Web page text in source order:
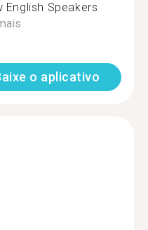
Speakers
o aplicativo